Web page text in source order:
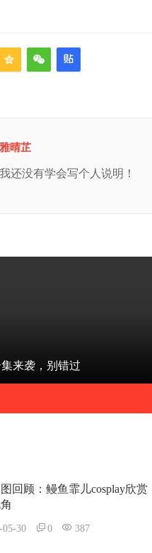
雅晴芷
我还没有学会写个人说明！
来袭，别错过
回顾：鳗鱼霏儿cosplay欣赏
05-30 0 387